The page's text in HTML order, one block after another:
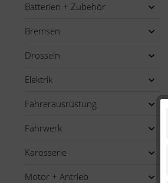
Batterien + Zubehör
Bremsen
Drosseln
Elektrik
Fahrerausrüstung
Fahrwerk
Karosserie
Motor + Antrieb